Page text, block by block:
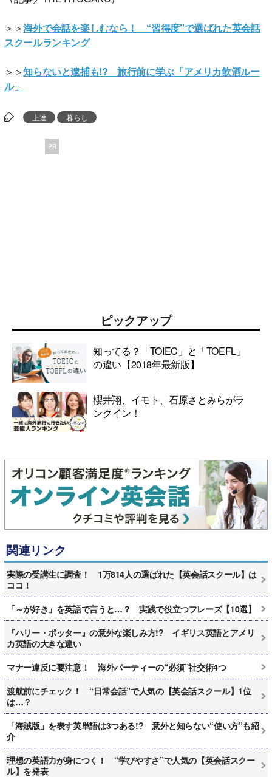
＞＞海外で会話を楽しむなら！ “習得度”で選ばれた英会話
スクールランキング
＞＞知らないと逮捕も!? 旅行前に学ぶ「アメリカ飲酒ルー
ル」
上達 暮らし
PR
ピックアップ
知ってる？「TOIEC」と「TOEFL」
の違い【2018年最新版】
櫻井翔、イモト、石原さとみらがラ
ンクイン！
関連リンク
実際の受講生に調査！ 1万814人の選ばれた【英会話スクール】は
ココ！
「～が好き」を英語で言うと…？ 実践で役立つフレーズ【10選】
『ハリー・ポッター』の意外な楽しみ方!? イギリス英語とアメリ
カ英語の大きな違い
マナー違反に要注意！ 海外パーティーの“必須”社交術4つ
渡航前にチェック！ “日常会話”で人気の【英会話スクール】1位
は…？
「海賊版」を表す英単語は3つある!? 意外と知らない“使い方”も紹
介
理想の英語力が身につく！ “学びやすさ”で人気の【英会話スクー
ル】を発表